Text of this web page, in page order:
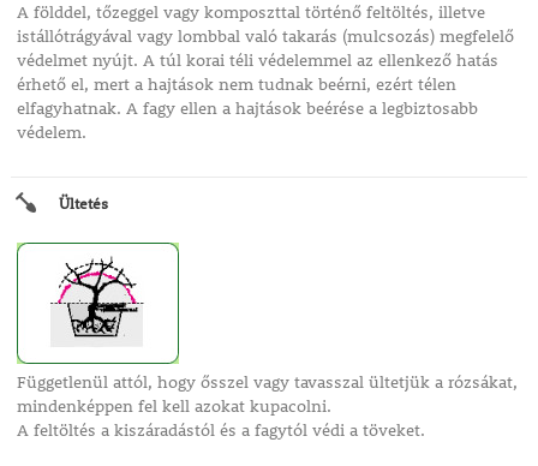
A földdel, tőzeggel vagy komposzttal történő feltöltés, illetve
istállótrágyával vagy lombbal való takarás (mulcsozás) megfelelő
védelmet nyújt. A túl korai téli védelemmel az ellenkező hatás
érhető el, mert a hajtások nem tudnak beérni, ezért télen
elfagyhatnak. A fagy ellen a hajtások beérése a legbiztosabb
védelem.
Ültetés
Függetlenül attól, hogy ősszel vagy tavasszal ültetjük a rózsákat,
mindenképpen fel kell azokat kupacolni.
A feltöltés a kiszáradástól és a fagytól védi a töveket.